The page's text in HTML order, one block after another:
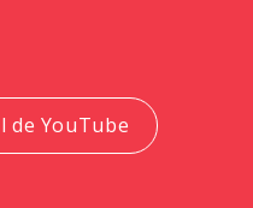
de YouTube